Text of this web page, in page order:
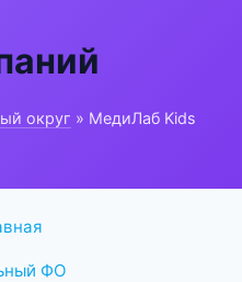
округ » МедиЛаб Kids
ФО